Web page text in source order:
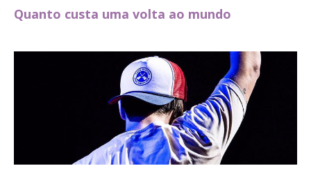
Quanto custa uma volta ao mundo